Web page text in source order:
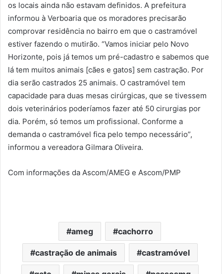
os locais ainda não estavam definidos. A prefeitura
informou à Verboaria que os moradores precisarão
comprovar residência no bairro em que o castramóvel
estiver fazendo o mutirão. “Vamos iniciar pelo Novo
Horizonte, pois já temos um pré-cadastro e sabemos que
lá tem muitos animais [cães e gatos] sem castração. Por
dia serão castrados 25 animais. O castramóvel tem
capacidade para duas mesas cirúrgicas, que se tivessem
dois veterinários poderíamos fazer até 50 cirurgias por
dia. Porém, só temos um profissional. Conforme a
demanda o castramóvel fica pelo tempo necessário”,
informou a vereadora Gilmara Oliveira.
Com informações da Ascom/AMEG e Ascom/PMP
ameg cachorro
castração de animais castramóvel